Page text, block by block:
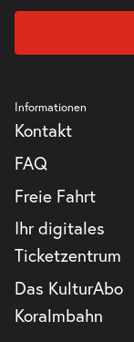
Informationen
Kontakt
FAQ
Freie Fahrt
Ihr digitales
Ticketzentrum
Das KulturAbo
Koralmbahn